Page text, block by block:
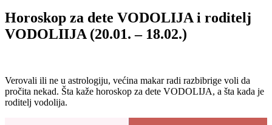
Horoskop za dete VODOLIJA i roditelj
VODOLIIJA (20.01. – 18.02.)
Verovali ili ne u astrologiju, većina makar radi razbibrige voli da
pročita nekad. Šta kaže horoskop za dete VODOLIJA, a šta kada je
roditelj vodolija.